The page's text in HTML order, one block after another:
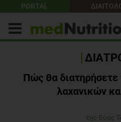
PORTAL
Πώς θα διατηρήσετε
λαχανικών
της Εύας